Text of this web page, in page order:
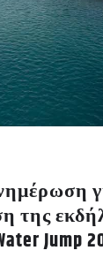
της
Jump